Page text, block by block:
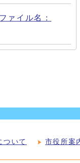
ァイル名：
ついて 市役所案